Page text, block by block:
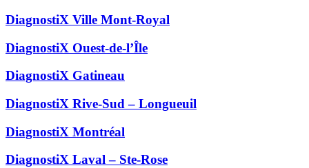
DiagnostiX Ville Mont-Royal
DiagnostiX Ouest-de-l’Île
DiagnostiX Gatineau
DiagnostiX Rive-Sud – Longueuil
DiagnostiX Montréal
DiagnostiX Laval – Ste-Rose